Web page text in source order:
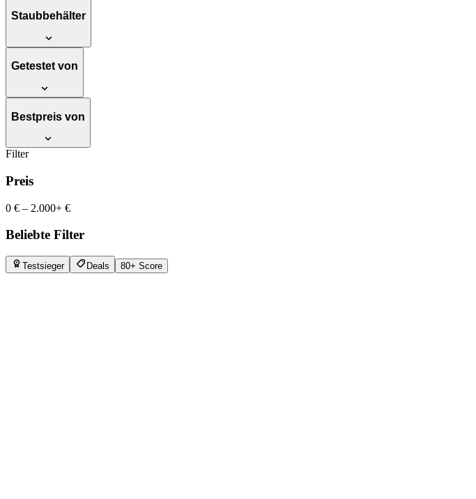
Staubbehälter
Getestet von
Bestpreis von
Filter
Preis
0 € – 2.000+ €
Beliebte Filter
Testsieger Deals 80+ Score